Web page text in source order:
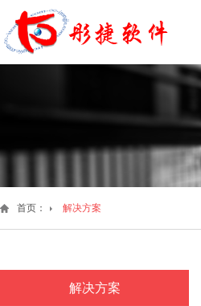
首页： 解决方案
解决方案